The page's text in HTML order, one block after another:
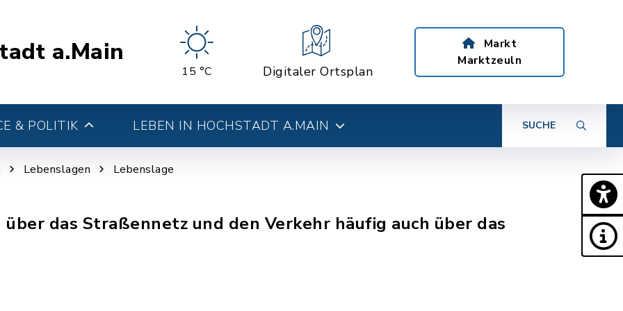
a.Main
15 °C Digitaler Ortsplan
Markt
Marktzeuln
& POLITIK LEBEN IN HOCHSTADT A.MAIN SUCHE
Lebenslagen Lebenslage
das Straßennetz und den Verkehr häufig auch über das